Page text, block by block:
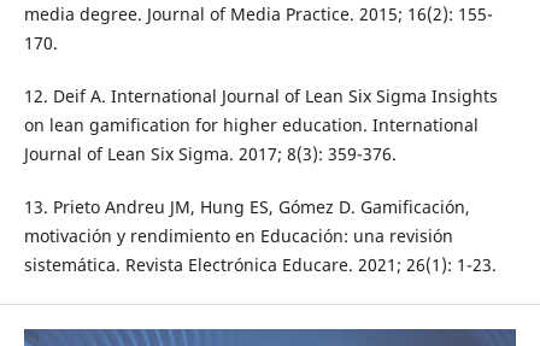
media degree. Journal of Media Practice. 2015; 16(2): 155-
170.
12. Deif A. International Journal of Lean Six Sigma Insights
on lean gamification for higher education. International
Journal of Lean Six Sigma. 2017; 8(3): 359-376.
13. Prieto Andreu JM, Hung ES, Gómez D. Gamificación,
motivación y rendimiento en Educación: una revisión
sistemática. Revista Electrónica Educare. 2021; 26(1): 1-23.